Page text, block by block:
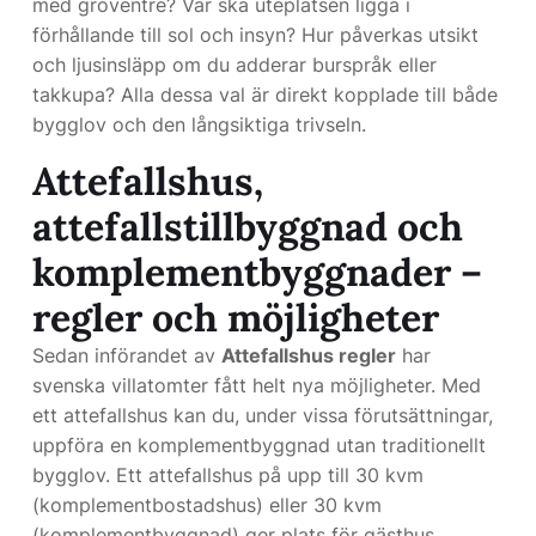
med groventré? Var ska uteplatsen ligga i
förhållande till sol och insyn? Hur påverkas utsikt
och ljusinsläpp om du adderar burspråk eller
takkupa? Alla dessa val är direkt kopplade till både
bygglov och den långsiktiga trivseln.
Attefallshus,
attefallstillbyggnad och
komplementbyggnader –
regler och möjligheter
Sedan införandet av Attefallshus regler har
svenska villatomter fått helt nya möjligheter. Med
ett attefallshus kan du, under vissa förutsättningar,
uppföra en komplementbyggnad utan traditionellt
bygglov. Ett attefallshus på upp till 30 kvm
(komplementbostadshus) eller 30 kvm